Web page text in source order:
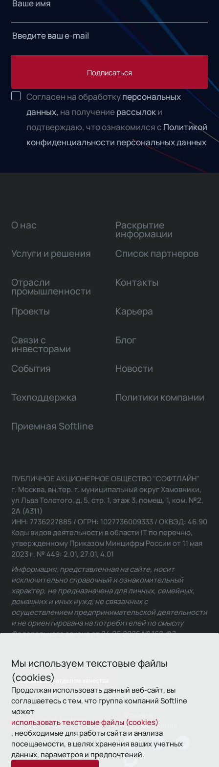
Подписаться
Согласен на обработкуперсональных
данных, на получениерассылоки
подтверждаю, что ознакомился с Политикой
конфиденциальности персональных данных
Мы используем текстовые файлы
(cookies)
Продолжая использовать данный веб-сайт, вы
соглашаетесь с тем, что группа компаний Softline
может
использовать текстовые файлы (cookies)
, необходимые для работы сайта и анализа
посещаемости, в целях хранения ваших учетных
данных, параметров и предпочтений.
О нас
Услуги и решения
Отрасли
промышленности
Проекты
Связи с
инвесторами
Раскрытие
информации
Список партнеров
Контакты
Карьера
Блог
События Новости
Техподдержка Политики компании
Приемная Softline
Связаться с отделом качества
ПУБЛИЧНОЕ АКЦИОНЕРНОЕ ОБЩЕСТВО "СОФТЛАЙН"
г. Москва, вн.тер. г. муниципальный округ Хамовники,
ул Льва Толстого, д. 5, стр. 1, этаж 3, помещ. 1, ком. №2,
2А (А311)
ИНН: 7736227885 / ОГРН: 1027736009333 / ОКВЭД: 46.90
Коды видов деятельности в области IT по перечню,
утвержденному Приказом Минцифры России от 11 мая
2023 г. № 449: 2.01, 27.01, 4.01
Информация, представленная на сайте, носит
исключительно справочный и ознакомительный
характер, не предназначена для личных, семейных,
домашних и иных нужд, не связанных с
осуществлением предпринимательской деятельности
и не ориентирована на потребителей по смыслу
Федерального закона от 24.06.2025 № 168-ФЗ.
© 1993—2026 Softline
использования
Политика
конфиденциальности